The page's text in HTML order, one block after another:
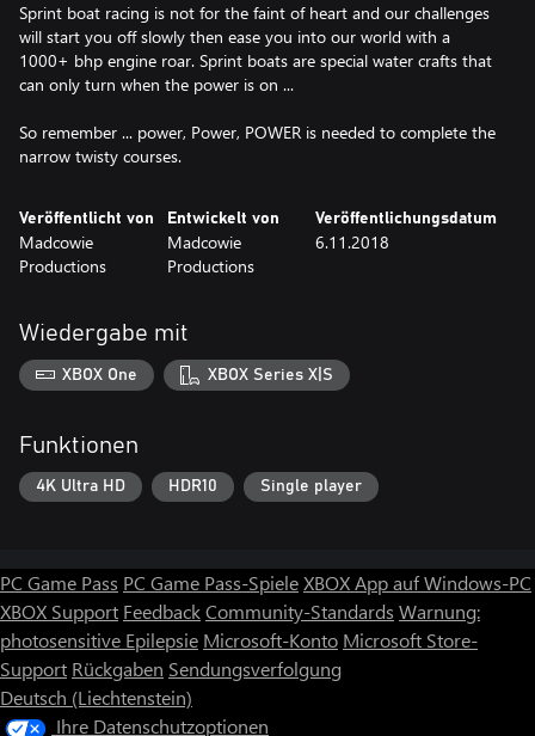
Sprint boat racing is not for the faint of heart and our challenges
will start you off slowly then ease you into our world with a
1000+ bhp engine roar. Sprint boats are special water crafts that
can only turn when the power is on ...
So remember ... power, Power, POWER is needed to complete the
narrow twisty courses.
Veröffentlicht von
Madcowie
Productions
Entwickelt von
Madcowie
Productions
Veröffentlichungsdatum
6.11.2018
Wiedergabe mit
XBOX One XBOX Series X|S
Funktionen
4K Ultra HD HDR10 Single player
PC Game Pass PC Game Pass-SpieleXBOX App auf Windows-PC
XBOX Support FeedbackCommunity-Standards Warnung:
photosensitive Epilepsie Microsoft-Konto Microsoft Store-
Support Rückgaben Sendungsverfolgung
Deutsch (Liechtenstein)
Ihre Datenschutzoptionen